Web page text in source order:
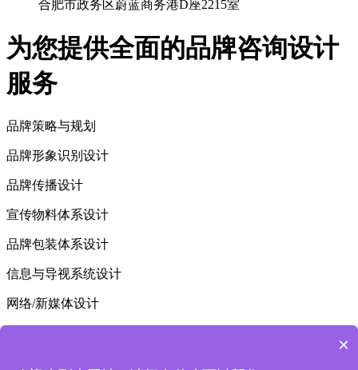
合肥市政务区蔚蓝商务港D座2215室
为您提供全面的品牌咨询设计
服务
品牌策略与规划
品牌形象识别设计
品牌传播设计
宣传物料体系设计
品牌包装体系设计
信息与导视系统设计
网络/新媒体设计
×